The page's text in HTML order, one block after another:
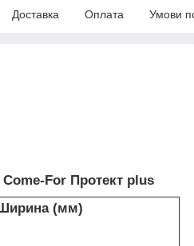
Доставка Оплата Умови
For Протект plus
(мм)